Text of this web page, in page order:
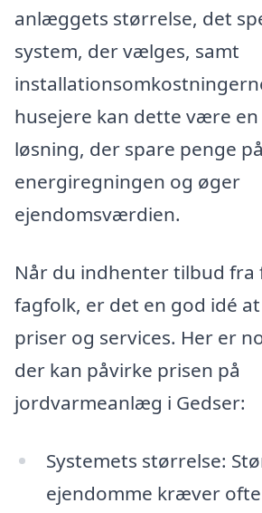
anlæggets størrelse, det
system, der vælges, samt
husejere kan dette være
løsning, der spare penge på
energiregningen og øger
ejendomsværdien.
Når du indhenter tilbud fra
fagfolk, er det en god idé
priser og services. Her er
der kan påvirke prisen på
jordvarmeanlæg i Gedser:
Systemets størrelse:
ejendomme kræver